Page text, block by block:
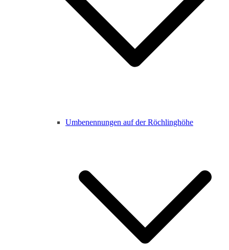
Umbenennungen auf der Röchlinghöhe